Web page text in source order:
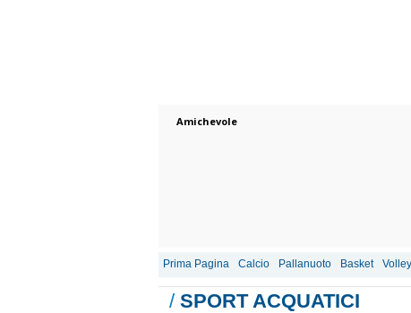
Amichevole
Prima Pagina Calcio Pallanuoto Basket Volley
/ SPORT ACQUATICI